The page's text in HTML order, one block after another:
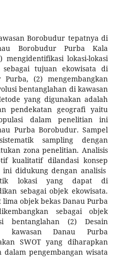
Borobudur tepatnya di
Borobudur Purba Kala
mengidentifikasi lokasi-lokasi
tujuan ekowisata di
(2) mengembangkan
bentanglahan di kawasan
yang digunakan adalah
pendekatan geografi yaitu
dalam penelitian ini
Purba Borobudur. Sampel
sampling dengan
zona penelitian. Analisis
kualitatif dilandasi konsep
ini didukung dengan analisis
lokasi yang dapat di
sebagai objek ekowisata.
objek bekas Danau Purba
sebagai objek
bentanglahan (2) Desain
kawasan Danau Purba
SWOT yang diharapkan
pengembangan wisata